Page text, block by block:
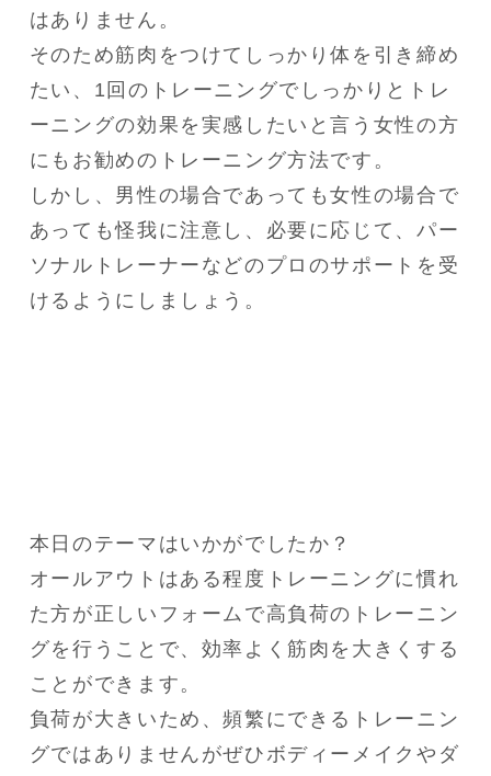
はありません。
そのため筋肉をつけてしっかり体を引き締め
たい、1回のトレーニングでしっかりとトレ
ーニングの効果を実感したいと言う女性の方
にもお勧めのトレーニング方法です。
しかし、男性の場合であっても女性の場合で
あっても怪我に注意し、必要に応じて、パー
ソナルトレーナーなどのプロのサポートを受
けるようにしましょう。
本日のテーマはいかがでしたか？
オールアウトはある程度トレーニングに慣れ
た方が正しいフォームで高負荷のトレーニン
グを行うことで、効率よく筋肉を大きくする
ことができます。
負荷が大きいため、頻繁にできるトレーニン
グではありませんがぜひボディーメイクやダ